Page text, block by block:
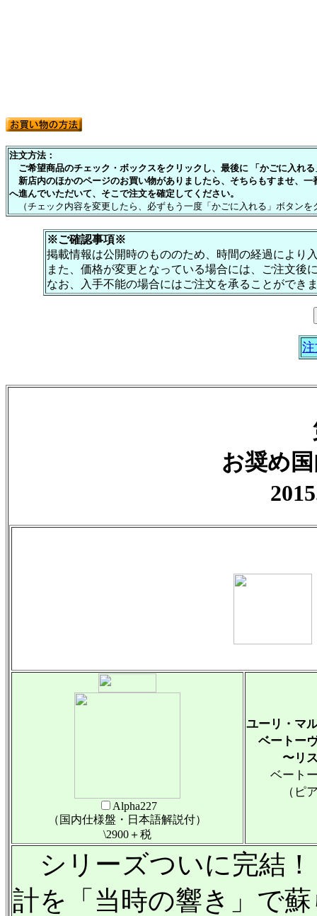
注文方法：
ご希望商品のチェック・ボックスをクリックし、最後に 「かごに入れ
新店内のほかのページのお買い物がありましたら、そちらもすませ、一
へ進んでいただいて、そこで注文を確定してください。
（チェック内容を変更したら、必ずもう一度「かごに入れる」ボタン
※ご確認事項※
掲載情報は公開時のもののため、時間の経過により
また、価格が変更となっている場合には、ご注文後
なお、入手不能の場合にはご注文を承ることができ
お奨め
Alpha227
（国内仕様盤・日本語解説付）
\2900＋税
ユーリ・マ
ベートー
〜リスト
ベートー
（ピアノ
シリーズついに完結
計を「当時の響き」で